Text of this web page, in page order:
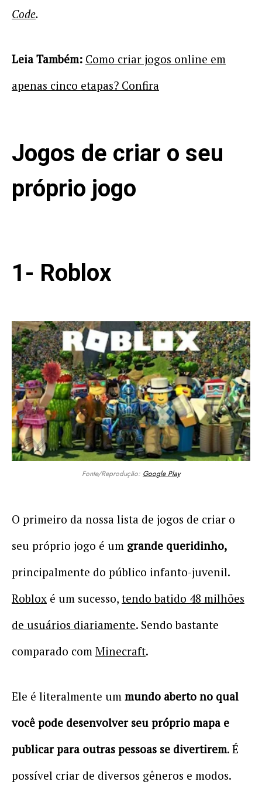
Code.
Leia Também: Como criar jogos online em
apenas cinco etapas? Confira
Jogos de criar o seu
próprio jogo
1- Roblox
Fonte/Reprodução: Google Play
O primeiro da nossa lista de jogos de criar o
seu próprio jogo é um grande queridinho,
principalmente do público infanto-juvenil.
Roblox é um sucesso, tendo batido 48 milhões
de usuários diariamente. Sendo bastante
comparado com Minecraft.
Ele é literalmente um mundo aberto no qual
você pode desenvolver seu próprio mapa e
publicar para outras pessoas se divertirem. É
possível criar de diversos gêneros e modos.